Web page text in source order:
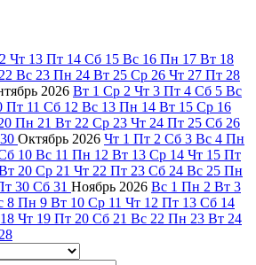
Чт 13 Пт 14 Сб 15 Вс 16 Пн 17 Вт 18
22 Вс 23 Пн 24 Вт 25 Ср 26 Чт 27 Пт 28
2026 Вт 1 Ср 2 Чт 3 Пт 4 Сб 5 Вс
Пт 11 Сб 12 Вс 13 Пн 14 Вт 15 Ср 16
Пн 21 Вт 22 Ср 23 Чт 24 Пт 25 Сб 26
30 Октябрь 2026 Чт 1 Пт 2 Сб 3 Вс 4 Пн
10 Вс 11 Пн 12 Вт 13 Ср 14 Чт 15 Пт
20 Ср 21 Чт 22 Пт 23 Сб 24 Вс 25 Пн
30 Сб 31 Ноябрь 2026 Вс 1 Пн 2 Вт 3
8 Пн 9 Вт 10 Ср 11 Чт 12 Пт 13 Сб 14
18 Чт 19 Пт 20 Сб 21 Вс 22 Пн 23 Вт 24
28